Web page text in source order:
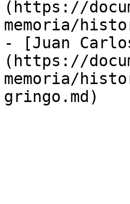
(https://
memoria/
- [Juan
(https://
memoria/